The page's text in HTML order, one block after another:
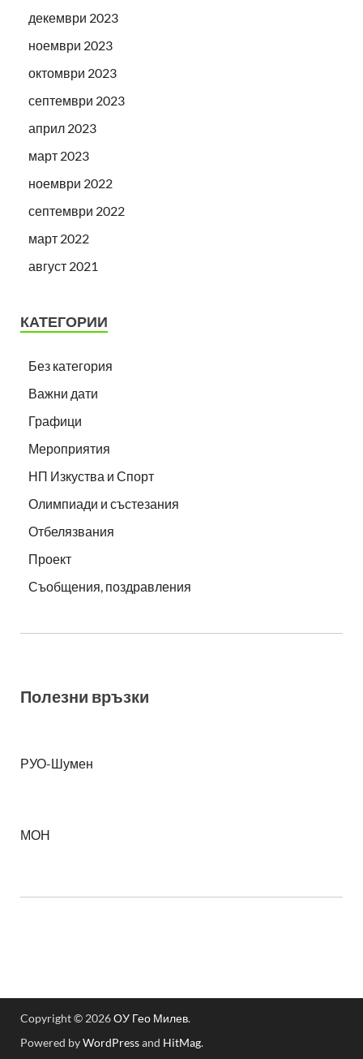
декември 2023
ноември 2023
октомври 2023
септември 2023
април 2023
март 2023
ноември 2022
септември 2022
март 2022
август 2021
КАТЕГОРИИ
Без категория
Важни дати
Графици
Мероприятия
НП Изкуства и Спорт
Олимпиади и състезания
Отбелязвания
Проект
Съобщения, поздравления
Полезни връзки
РУО-Шумен
МОН
Copyright © 2026ОУ Гео Милев.
Powered byWordPressand HitMag.